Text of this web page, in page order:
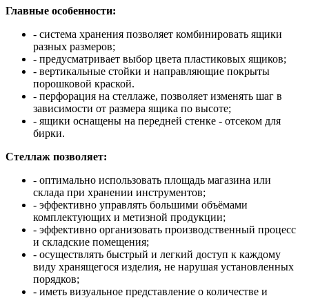
Главные особенности:
- система хранения позволяет комбинировать ящики
разных размеров;
- предусматривает выбор цвета пластиковых ящиков;
- вертикальные стойки и направляющие покрыты
порошковой краской.
- перфорация на стеллаже, позволяет изменять шаг в
зависимости от размера ящика по высоте;
- ящики оснащены на передней стенке - отсеком для
бирки.
Стеллаж позволяет:
- оптимально использовать площадь магазина или
склада при хранении инструментов;
- эффективно управлять большими объёмами
комплектующих и метизной продукции;
- эффективно организовать производственный процесс
и складские помещения;
- осуществлять быстрый и легкий доступ к каждому
виду хранящегося изделия, не нарушая установленных
порядков;
- иметь визуальное представление о количестве и